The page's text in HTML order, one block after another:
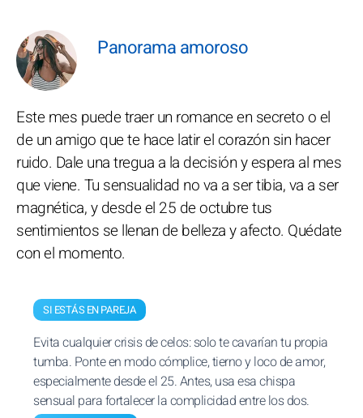
Panorama amoroso
Este mes puede traer un romance en secreto o el
de un amigo que te hace latir el corazón sin hacer
ruido. Dale una tregua a la decisión y espera al mes
que viene. Tu sensualidad no va a ser tibia, va a ser
magnética, y desde el 25 de octubre tus
sentimientos se llenan de belleza y afecto. Quédate
con el momento.
SI ESTÁS EN PAREJA
Evita cualquier crisis de celos: solo te cavarían tu propia
tumba. Ponte en modo cómplice, tierno y loco de amor,
especialmente desde el 25. Antes, usa esa chispa
sensual para fortalecer la complicidad entre los dos.